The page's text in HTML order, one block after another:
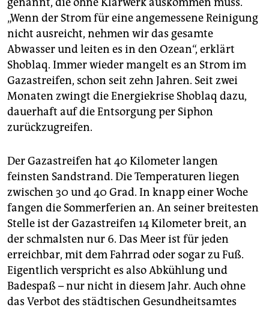
„Wenn der Strom für eine angemessene Reinigung
nicht ausreicht, nehmen wir das gesamte
Abwasser und leiten es in den Ozean“, erklärt
Shoblaq. Immer wieder mangelt es an Strom im
Gazastreifen, schon seit zehn Jahren. Seit zwei
Monaten zwingt die Energiekrise Shoblaq dazu,
dauerhaft auf die Entsorgung per Siphon
zurückzugreifen.
Der Gazastreifen hat 40 Kilometer langen
feinsten Sandstrand. Die Temperaturen liegen
zwischen 30 und 40 Grad. In knapp einer Woche
fangen die Sommerferien an. An seiner breitesten
Stelle ist der Gaza­streifen 14 Kilometer breit, an
der schmalsten nur 6. Das Meer ist für jeden
erreichbar, mit dem Fahrrad oder sogar zu Fuß.
Eigentlich verspricht es also Abkühlung und
Badespaß – nur nicht in diesem Jahr. Auch ohne
das Verbot des städtischen Gesundheitsamtes